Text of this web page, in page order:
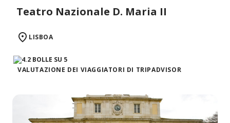
Teatro Nazionale D. Maria II
LISBOA
VALUTAZIONE DEI VIAGGIATORI DI TRIPADVISOR